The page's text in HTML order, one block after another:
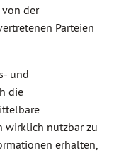
der
Parteien
und
die
wirklich nutzbar zu
erhalten,